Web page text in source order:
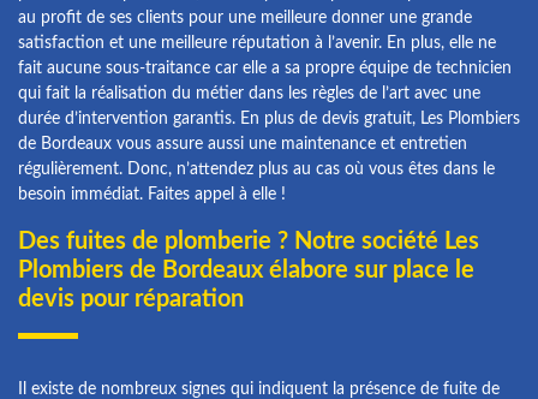
au profit de ses clients pour une meilleure donner une grande
satisfaction et une meilleure réputation à l’avenir. En plus, elle ne
fait aucune sous-traitance car elle a sa propre équipe de technicien
qui fait la réalisation du métier dans les règles de l’art avec une
durée d’intervention garantis. En plus de devis gratuit, Les Plombiers
de Bordeaux vous assure aussi une maintenance et entretien
régulièrement. Donc, n’attendez plus au cas où vous êtes dans le
besoin immédiat. Faites appel à elle !
Des fuites de plomberie ? Notre société Les
Plombiers de Bordeaux élabore sur place le
devis pour réparation
Il existe de nombreux signes qui indiquent la présence de fuite de